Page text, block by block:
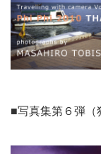
■写真集第６弾（